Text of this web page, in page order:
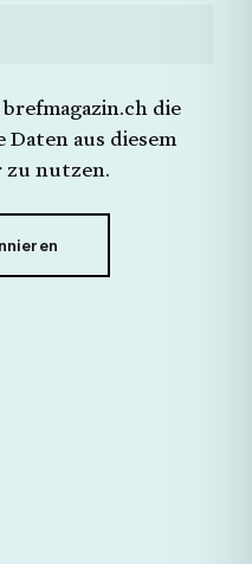
Jetzt Senden
die Erlaubnis,
Formular zu nutzen.
die
aus diesem
zu nutzen.